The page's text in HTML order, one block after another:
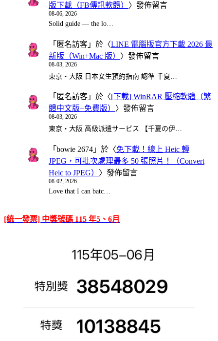
版下載（FB傳訊軟體） 〉發佈留言
08-06, 2026
Solid guide — the lo…
「 匿名訪客 」於〈LINE 電腦版官方下載 2026 最
新版（Win+Mac 版） 〉發佈留言
08-03, 2026
東京・大阪 日本女生預約指南 認準 千夏…
「 匿名訪客 」於〈[下載] WinRAR 壓縮軟體（繁
體中文版+免費版） 〉發佈留言
08-03, 2026
東京・大阪 高級派遣サービス 【千夏の伊…
「 bowie 2674 」於〈免下載！線上 Heic 轉
JPEG，可批次處理最多 50 張照片！（Convert
Heic to JPEG） 〉發佈留言
08-02, 2026
Love that I can batc…
[統一發票] 中獎號碼 115 年5、6月